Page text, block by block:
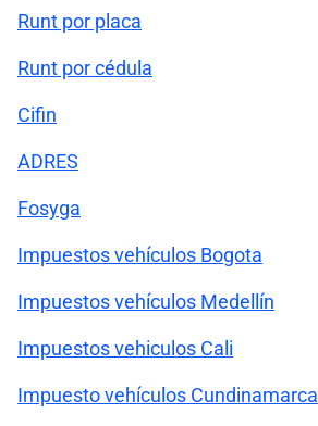
Runt por placa
Runt por cédula
Cifin
ADRES
Fosyga
Impuestos vehículos Bogota
Impuestos vehículos Medellín
Impuestos vehiculos Cali
Impuesto vehículos Cundinamarca